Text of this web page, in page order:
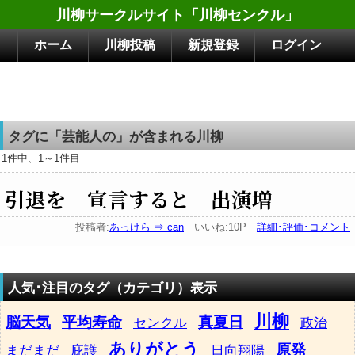
川柳サークルサイト「川柳センクル」
ホーム 川柳投稿 新規登録 ログイン
タグに「芸能人の」が含まれる川柳
1件中、1～1件目
引退を 宣言すると 出演増
投稿者:あっけら ⇒ can いいね:10P 詳細･評価･コメント
人気･注目のタグ（カテゴリ）表示
脳天気 平均寿命 センクル 真夏日 川柳
政治
まだまだ
庇護 ありがとう 日向翔陽 原発